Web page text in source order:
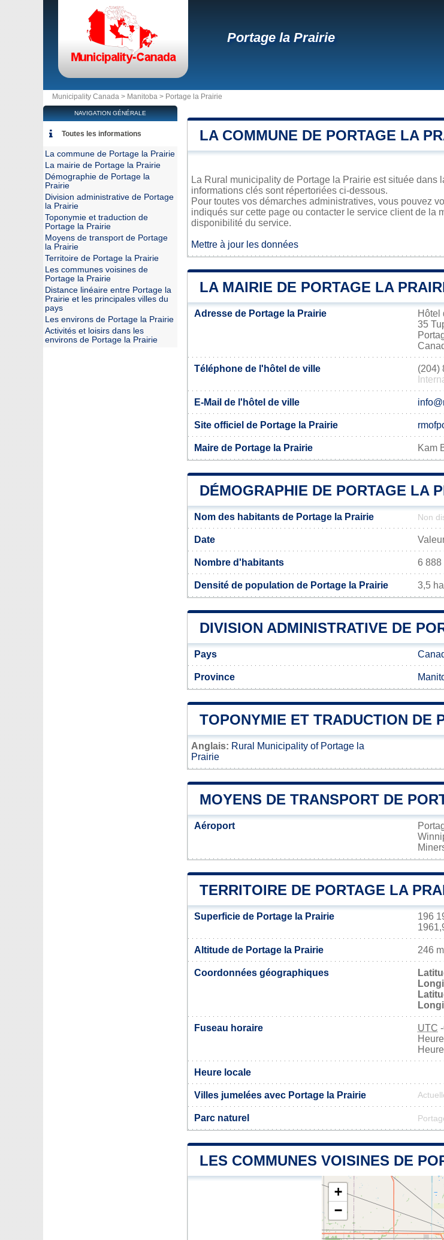
Portage la Prairie
Municipality Canada > Manitoba > Portage la Prairie
LA COMMUNE DE PORTAGE LA
La Rural municipality de Portage la Prairie est située
informations clés sont répertoriées ci-dessous.
Pour toutes vos démarches administratives, vous pouvez
indiqués sur cette page ou contacter le service client de la
disponibilité du service.
Mettre à jour les données
LA MAIRIE DE PORTAGE LA
Adresse de Portage la Prairie
Hôtel
35
Téléphone de l'hôtel de ville
(204)
E-Mail de l'hôtel de ville
Site officiel de Portage la Prairie
Maire de Portage la Prairie Kam
DÉMOGRAPHIE DE PORTAGE LA
Nom des habitants de Portage la Prairie Non
Date
Nombre d'habitants 6 888
Densité de population de Portage la Prairie 3,5
DIVISION ADMINISTRATIVE DE
Pays
Province
TOPONYMIE ET TRADUCTION DE
Anglais: Rural Municipality of Portage la
Prairie
MOYENS DE TRANSPORT DE
Aéroport
TERRITOIRE DE PORTAGE LA
Superficie de Portage la Prairie
196
Altitude de Portage la Prairie 246
Coordonnées géographiques
Fuseau horaire UTC
Heure locale
Villes jumelées avec Portage la Prairie
Parc naturel
LES COMMUNES VOISINES DE
+
−
NAVIGATION GÉNÉRALE
Toutes les informations
La commune de Portage la Prairie
La mairie de Portage la Prairie
Démographie de Portage la
Prairie
Division administrative de Portage
la Prairie
Toponymie et traduction de
Portage la Prairie
Moyens de transport de Portage
la Prairie
Territoire de Portage la Prairie
Les communes voisines de
Portage la Prairie
Distance linéaire entre Portage la
Prairie et les principales villes du
pays
Les environs de Portage la Prairie
Activités et loisirs dans les
environs de Portage la Prairie